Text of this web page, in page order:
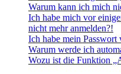
Warum kann ich mich
Ich habe mich vor
nicht mehr anmelden?!
Ich habe mein Passwort
Warum werde ich
Wozu ist die Funktion